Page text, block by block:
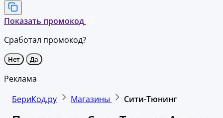
Показать промокод
Сработал промокод?
Нет Да
Реклама
БериКод.ру
Магазины Сити-Тюнинг